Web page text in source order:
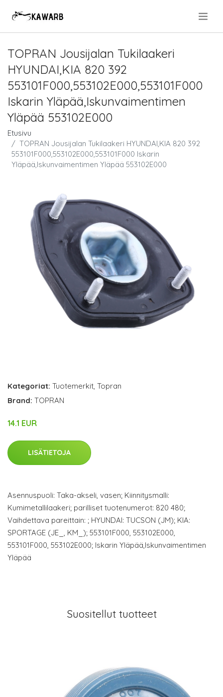
TOPRAN Jousijalan Tukilaakeri
HYUNDAI,KIA 820 392
553101F000,553102E000,553101F000
Iskarin Yläpää,Iskunvaimentimen
Yläpää 553102E000
Etusivu
TOPRAN Jousijalan Tukilaakeri HYUNDAI,KIA 820 392
553101F000,553102E000,553101F000 Iskarin
Yläpää,Iskunvaimentimen Yläpää 553102E000
Kategoriat: Tuotemerkit, Topran
Brand: TOPRAN
14.1 EUR
LISÄTIETOJA
Asennuspuoli: Taka-akseli, vasen; Kiinnitysmalli:
Kumimetallilaakeri; parilliset tuotenumerot: 820 480;
Vaihdettava pareittain: ; HYUNDAI: TUCSON (JM); KIA:
SPORTAGE (JE_, KM_); 553101F000, 553102E000,
553101F000, 553102E000; Iskarin Yläpää,Iskunvaimentimen
Yläpää
Suositellut tuotteet